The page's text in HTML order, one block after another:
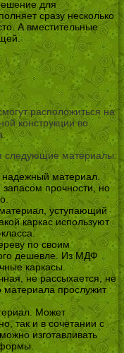
для
сразу несколько
А вместительные
расположиться на
конструкции во
следующие материалы:
надежный материал.
прочности, но
уступающий
каркас используют
по своим
дешевле. Из МДФ
каркасы.
не рассыхается, не
материала прослужит
Может
так и в сочетании с
изготавливать